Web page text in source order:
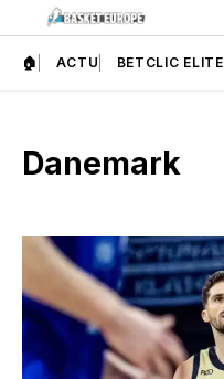
🏠 ACTU BETCLIC ELITE
Danemark